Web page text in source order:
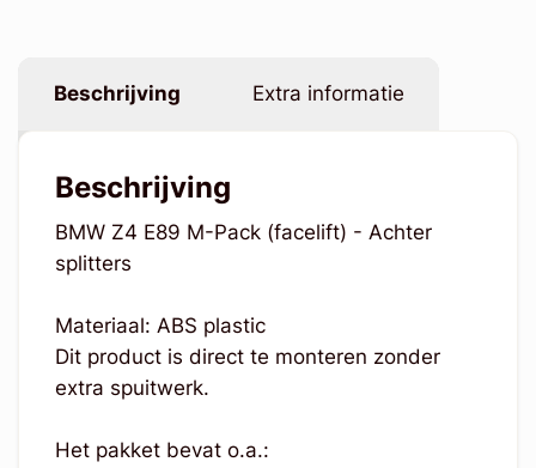
Beschrijving Extra informatie
Beschrijving
BMW Z4 E89 M-Pack (facelift) - Achter
splitters
Materiaal: ABS plastic
Dit product is direct te monteren zonder
extra spuitwerk.
Het pakket bevat o.a.: